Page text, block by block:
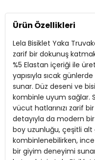
Giyim Tarzı:Günlük/Casual
Desen:Düz
Materyal:%95 Viskon %5
Yaka Tipi:Bisiklet Yaka
Kumaş Tipi: Belirtilmemiş
Boy:Standart
Uzunluk:Regular
Ürün Özellikleri
Lela Bisiklet Yaka
zarif bir dokunuş
%5 Elastan içeriği ile
yapısıyla sıcak
sunar. Düz deseni ve
kombinle uyum sağlar.
vücut hatlarınızı zarif
detayıyla da modern
boy uzunluğu, çeşitli
kombinlenebilirken, ince
bir giyim deneyimi